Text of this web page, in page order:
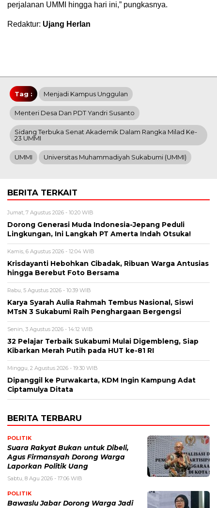
perjalanan UMMI hingga hari ini,” pungkasnya.
Redaktur: Ujang Herlan
Tag : Menjadi Kampus Unggulan
Menteri Desa Dan PDT Yandri Susanto
Sidang Terbuka Senat Akademik Dalam Rangka Milad Ke-
23 UMMI
UMMI Universitas Muhammadiyah Sukabumi (UMMI)
BERITA TERKAIT
Jumat, 7 Agustus 2026 - 10:20 WIB
Dorong Generasi Muda Indonesia-Jepang Peduli
Lingkungan, Ini Langkah PT Amerta Indah Otsuka!
Kamis, 6 Agustus 2026 - 12:04 WIB
Krisdayanti Hebohkan Cibadak, Ribuan Warga Antusias
hingga Berebut Foto Bersama
Rabu, 5 Agustus 2026 - 10:39 WIB
Karya Syarah Aulia Rahmah Tembus Nasional, Siswi
MTsN 3 Sukabumi Raih Penghargaan Bergengsi
Senin, 3 Agustus 2026 - 14:12 WIB
32 Pelajar Terbaik Sukabumi Mulai Digembleng, Siap
Kibarkan Merah Putih pada HUT ke-81 RI
Minggu, 2 Agustus 2026 - 19:30 WIB
Dipanggil ke Purwakarta, KDM Ingin Kampung Adat
Ciptamulya Ditata
BERITA TERBARU
POLITIK
Suara Rakyat Bukan untuk Dibeli,
Agus Firmansyah Dorong Warga
Laporkan Politik Uang
Sabtu, 8 Agu 2026 - 17:06 WIB
POLITIK
Bawaslu Jabar Dorong Warga Jadi